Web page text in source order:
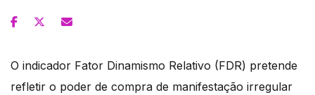
O indicador Fator Dinamismo Relativo (FDR) pretende
refletir o poder de compra de manifestação irregular